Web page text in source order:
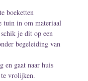
boeketten
tuin in om materiaal
je dit op een
begeleiding van
en gaat naar huis
vrolijken.